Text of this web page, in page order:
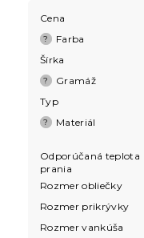
Cena
? Farba
Šírka
? Gramáž
Typ
? Materiál
Odporúčaná teplota
prania
Rozmer obliečky
Rozmer prikrývky
Rozmer vankúša